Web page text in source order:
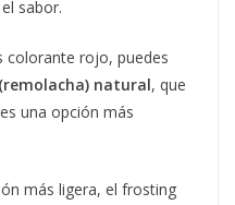
sabor.
colorante rojo, puedes
natural, que
una opción más
más ligera, el frosting